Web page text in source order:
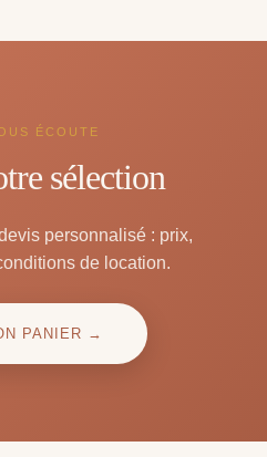
ÉCOUTE
sélection
personnalisé : prix,
de location.
PANIER →